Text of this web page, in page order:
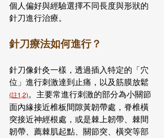
個人偏好與經驗選擇不同長度與形狀的
針刀進行治療。
針刀療法如何進行？
針刀像針灸一樣，透過插入特定的「穴
位」進行刺激達到止痛，以及筋膜放鬆
(註1,2)。主要常進行刺激的部分為小關節
面內緣接近椎板間隙黃韌帶處，脊椎橫
突接近神經根處，或是棘上韌帶、棘間
韌帶、薦棘肌起點、關節突、橫突等部